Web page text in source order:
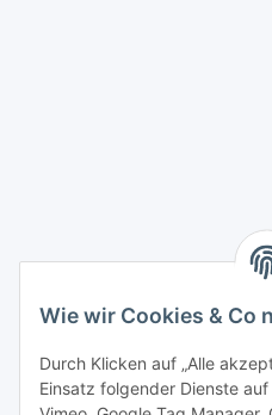
Wie wir Cookies & Co
Durch Klicken auf „Alle
Einsatz folgender Dienste